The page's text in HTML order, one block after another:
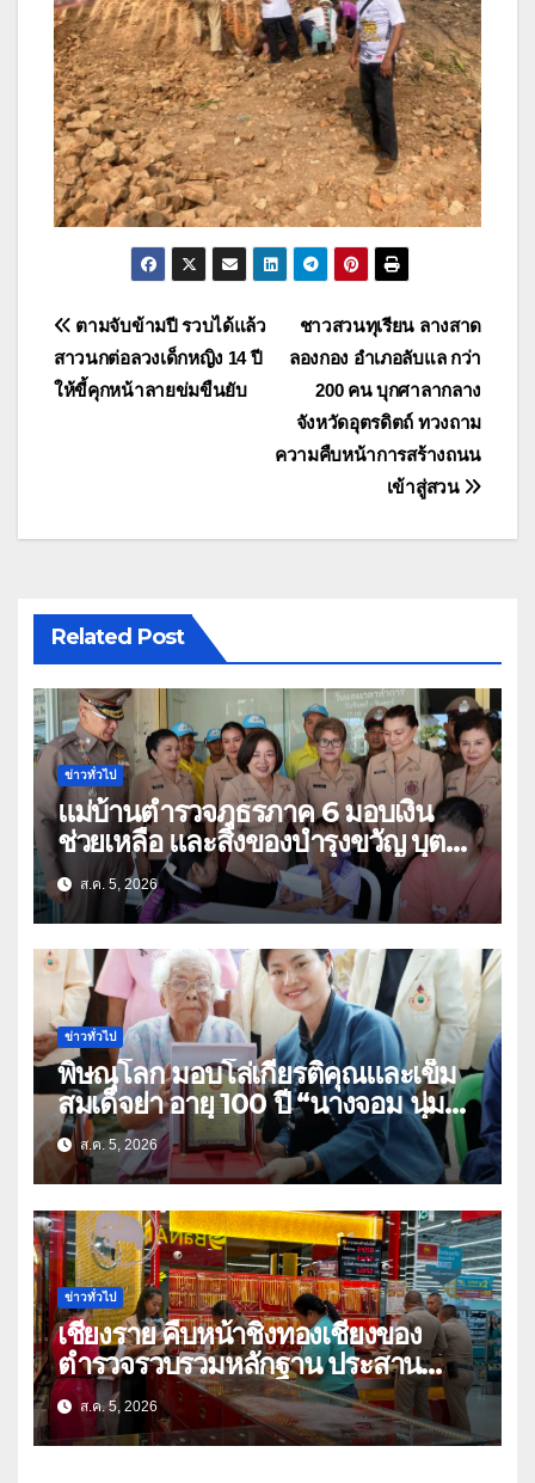
แนะแนว
เรื่อง
ชาวสวนทุเรียน ลางสาด
ลองกอง อำเภอลับแล กว่า
200 คน บุกศาลากลาง
จังหวัดอุตรดิตถ์ ทวงถาม
ความคืบหน้าการสร้างถนน
เข้าสู่สวน
ตามจับข้ามปี รวบได้แล้ว
สาวนกต่อลวงเด็กหญิง 14 ปี
ให้ขี้คุกหน้าลายข่มขืนยับ
Related Post
ข่าวทั่วไป
แม่บ้านตำรวจภูธรภาค 6 มอบเงิน
ช่วยเหลือ และสิ่งของบำรุงขวัญ บุตร-
ธิดา ข้าราชการตำรวจจังหวัด
อุทัยธานี
ส.ค. 5, 2026
ข่าวทั่วไป
พิษณุโลก มอบโล่เกียรติคุณและเข็ม
สมเด็จย่า อายุ 100 ปี “นางจอม นุ่ม
เนตร” ตำบลบ้านกร่าง อำเภอเมือง
ส.ค. 5, 2026
ข่าวทั่วไป
เชียงราย คืบหน้าชิงทองเชียงของ
ตำรวจรวบรวมหลักฐาน ประสาน
สปป.ลาว ติดตามจับกุม
ส.ค. 5, 2026